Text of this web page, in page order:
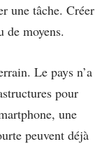
une tâche. Créer
de moyens.
Le pays n’a
pour
une
peuvent déjà